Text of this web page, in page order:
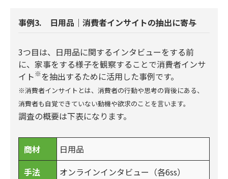
事例3. 日用品｜消費者インサイトの抽出に寄与
3つ目は、日用品に関するインタビューをする前
に、家事をする様子を観察することで消費者インサ
イト ※ を抽出するために活用した事例です。
※消費者インサイトとは、消費者の行動や思考の背後にある、
消費者も自覚できていない動機や欲求のことを言います。
調査の概要は下表になります。
商材
日用品
手法
オンラインインタビュー（各6ss）